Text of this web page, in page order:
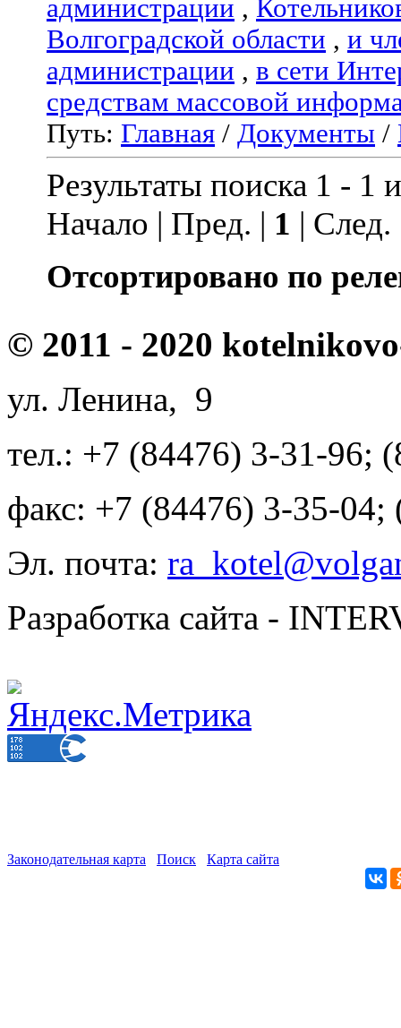
администрации ,
Волгоградской области , и
администрации , в сети
средствам массовой
Путь: Главная / Документы /
Результаты поиска 1 - 1
Начало | Пред. | 1 |
Отсортировано по
© 2011 - 2020
ул. Ленина, 9
тел.: +7 (84476) 3-31-96;
факс: +7 (84476) 3-35-04;
Эл. почта:
Разработка сайта -
Законодательная карта Поиск Карта сайта